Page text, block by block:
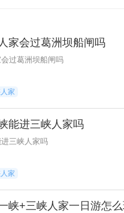
家会过葛洲坝船闸吗
过葛洲坝船闸吗
家
能进三峡人家吗
三峡人家吗
家
峡+三峡人家一日游怎